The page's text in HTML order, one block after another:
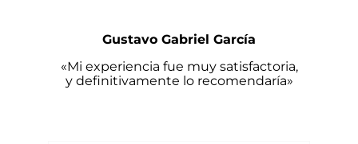
Gustavo Gabriel García
«Mi experiencia fue muy satisfactoria,
y definitivamente lo recomendaría»